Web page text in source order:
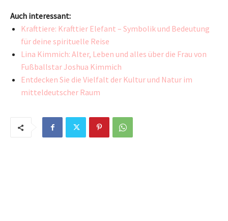
Auch interessant:
Krafttiere: Krafttier Elefant – Symbolik und Bedeutung
für deine spirituelle Reise
Lina Kimmich: Alter, Leben und alles über die Frau von
Fußballstar Joshua Kimmich
Entdecken Sie die Vielfalt der Kultur und Natur im
mitteldeutscher Raum